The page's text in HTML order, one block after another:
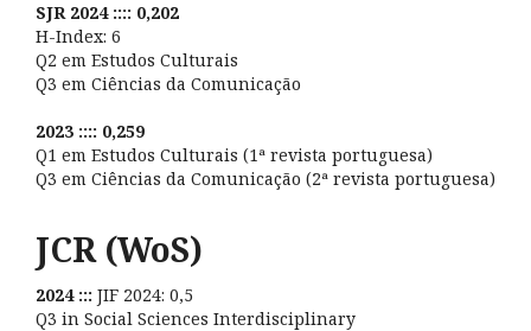
SJR 2024 :::: 0,202
H-Index: 6
Q2 em Estudos Culturais
Q3 em Ciências da Comunicação
2023 :::: 0,259
Q1 em Estudos Culturais (1ª revista portuguesa)
Q3 em Ciências da Comunicação (2ª revista portuguesa)
JCR (WoS)
2024 ::: JIF 2024: 0,5
Q3 in Social Sciences Interdisciplinary